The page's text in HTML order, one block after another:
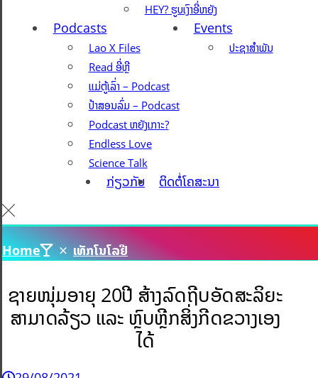
HEY? ຮູບເງົາອີ່ຫຍັງ
Podcasts
Lao X Files
Read ອີ່ຫຼີ
ແມ່ຕູ້ເລົ່າ – Podcast
ປ້າສອນລົ່ມ – Podcast
Podcast ຫຍັງເກາະ?
Endless Love
Science Talk
Events
ປະຊາສຳພັນ
ກ່ຽວກັບ ຕິດຕໍ່ໂຄສະນາ
Home ເທັກໂນໂລຢີ
ຊາຍໜຸ່ມອາຍຸ 20ປີ ສ້າງລົດຖີບອັດສະລິຍະ
ສາມາດລ້ຽວ ແລະ ຫຼົບຫຼີກສິ່ງກີດຂວາງເອງ
ໄດ້